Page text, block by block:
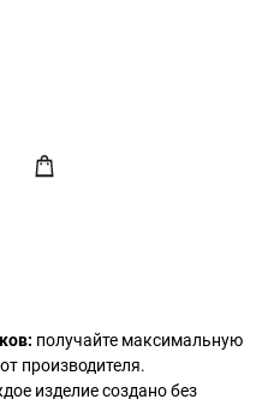
получайте максимальную
производителя.
изделие создано без